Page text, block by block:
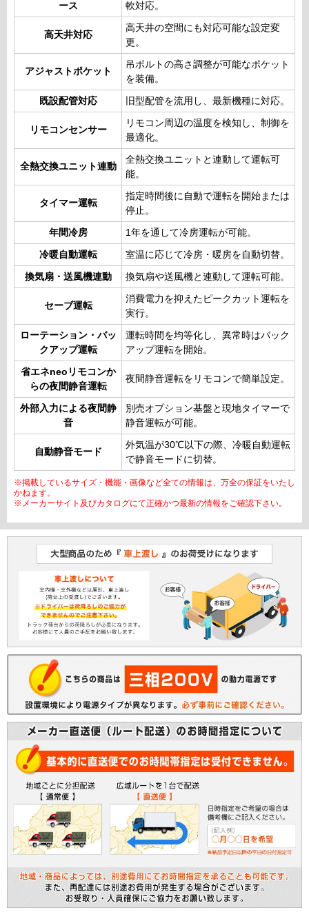
ース 軟対応。
高天井対応
高天井の空間にも対応可能な設定変
更。
アジャストポケット
吊ボルトの高さ調整が可能なポケット
を装備。
既設配管対応 旧型配管を流用し、最新機種に対応。
リモコンセンサー
リモコン周辺の温度を検知し、制御を
最適化。
全熱交換ユニット連動
全熱交換ユニットと連動して運転可
能。
タイマー運転
指定時間後に自動で運転を開始または
停止。
年間冷房 1年を通して冷房運転が可能。
冷暖自動運転 室温に応じて冷房・暖房を自動切替。
換気扇・送風機連動 換気扇や送風機と連動して運転可能。
セーブ運転
消費電力を抑えたピークカット運転を
実行。
ローテーション・バッ
クアップ運転
運転時間を均等化し、異常時はバック
アップ運転を開始。
省エネneoリモコンか
らの夜間静音運転
夜間静音運転をリモコンで簡単設定。
外部入力による夜間静
音
別売オプション基盤と現地タイマーで
静音運転が可能。
自動静音モード
外気温が30℃以下の際、冷暖自動運転
で静音モードに切替。
※掲載しているサイズ・機能・画像など全ての情報は、万全の保証をいたし
かねます。
※メーカーサイト及びカタログにて正確かつ最新の情報をご確認下さい。